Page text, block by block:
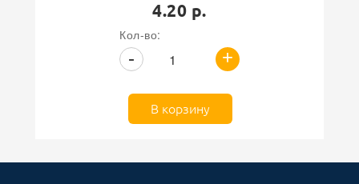
4.20 р.
Кол-во:
+
-
В корзину